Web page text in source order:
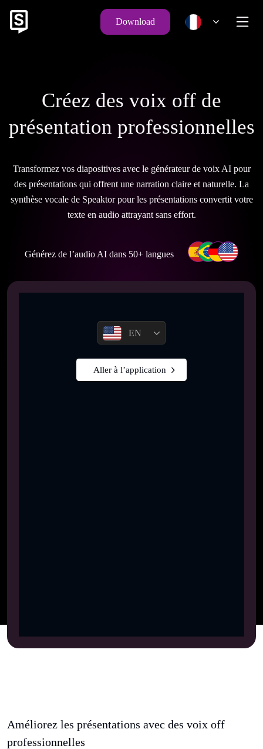
Download
Créez des voix off de
présentation professionnelles
Transformez vos diapositives avec le générateur de voix AI pour
des présentations qui offrent une narration claire et naturelle. La
synthèse vocale de Speaktor pour les présentations convertit votre
texte en audio attrayant sans effort.
Générez de l’audio AI dans 50+ langues
EN
Aller à l’application
Améliorez les présentations avec des voix off
professionnelles